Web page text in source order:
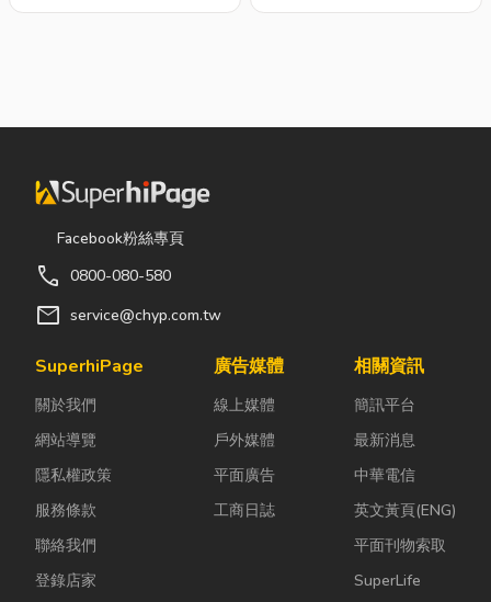
Facebook粉絲專頁
call 0800-080-580
mail service@chyp.com.tw
SuperhiPage
關於我們
網站導覽
隱私權政策
服務條款
聯絡我們
登錄店家
廣告媒體
線上媒體
戶外媒體
平面廣告
工商日誌
相關資訊
簡訊平台
最新消息
中華電信
英文黃頁(ENG)
平面刊物索取
SuperLife